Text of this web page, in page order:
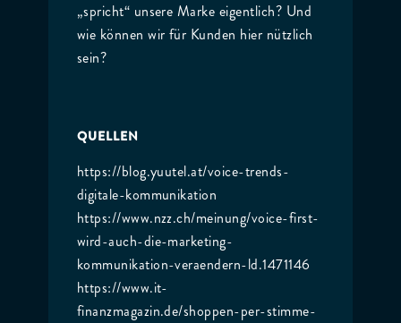
„spricht“ unsere Marke eigentlich? Und
wie können wir für Kunden hier nützlich
sein?
QUELLEN
https://blog.yuutel.at/voice-trends-
digitale-kommunikation
https://www.nzz.ch/meinung/voice-first-
wird-auch-die-marketing-
kommunikation-veraendern-ld.1471146
https://www.it-
finanzmagazin.de/shoppen-per-stimme-